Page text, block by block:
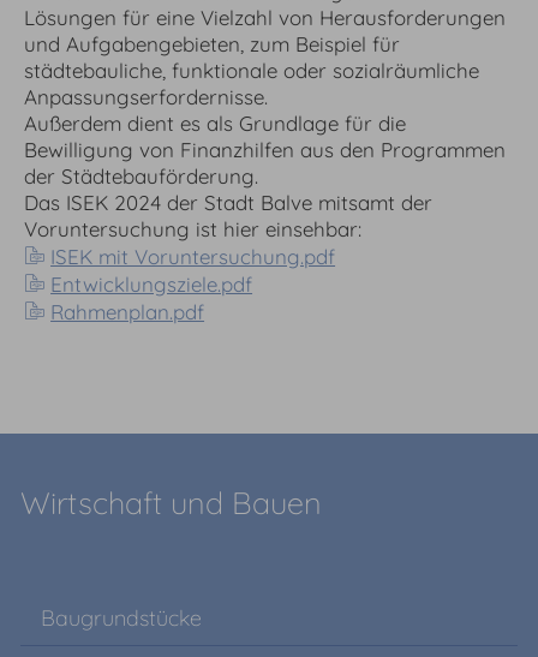
Lösungen für eine Vielzahl von Herausforderungen
und Aufgabengebieten, zum Beispiel für
städtebauliche, funktionale oder sozialräumliche
Anpassungserfordernisse.
Außerdem dient es als Grundlage für die
Bewilligung von Finanzhilfen aus den Programmen
der Städtebauförderung.
Das ISEK 2024 der Stadt Balve mitsamt der
Voruntersuchung ist hier einsehbar:
ISEK mit Voruntersuchung.pdf
Entwicklungsziele.pdf
Rahmenplan.pdf
Wirtschaft und Bauen
Baugrundstücke